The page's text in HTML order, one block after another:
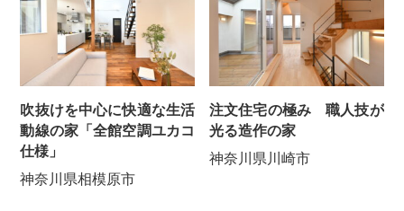
吹抜けを中心に快適な生活
動線の家「全館空調ユカコ
仕様」
神奈川県相模原市
注文住宅の極み 職人技が
光る造作の家
神奈川県川崎市